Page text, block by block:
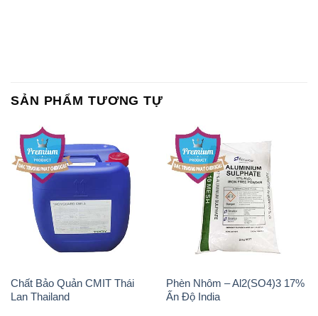
SẢN PHẨM TƯƠNG TỰ
Chất Bảo Quản CMIT Thái
Lan Thailand
Phèn Nhôm – Al2(SO4)3 17%
Ấn Độ India